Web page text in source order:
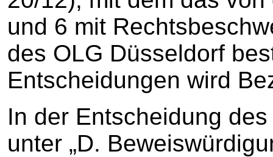
und 6 mit
des OLG Düsseldorf
Entscheidungen wird
In der Entscheidung
unter „D.